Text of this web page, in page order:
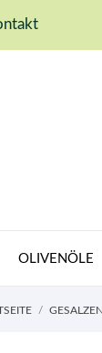
OLIVENÖLE